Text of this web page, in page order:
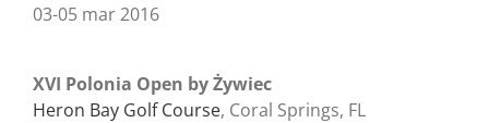
03-05 mar 2016
XVI Polonia Open by Żywiec
Heron Bay Golf Course, Coral Springs, FL